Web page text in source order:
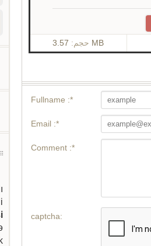
حجم: 3.57 MB
Fullname :*
Email :*
Comment :*
captcha: